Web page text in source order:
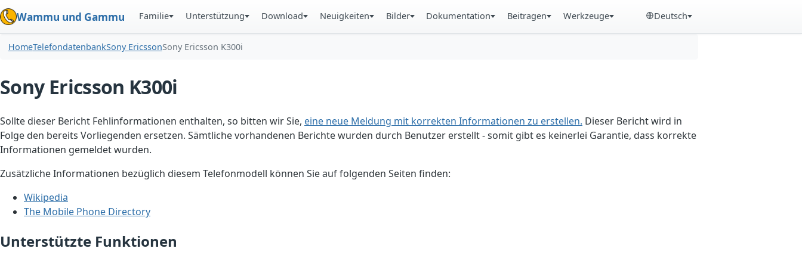
Wammu und Gammu Familie Unterstützung Download Neuigkeiten Bilder Dokumentation Beitragen Werkzeuge Deutsch
HomeTelefondatenbankSony EricssonSony Ericsson K300i
Sony Ericsson K300i
Sollte dieser Bericht Fehlinformationen enthalten, so bitten wir Sie, eine neue Meldung mit korrekten Informationen zu erstellen. Dieser Bericht wird in
Folge den bereits Vorliegenden ersetzen. Sämtliche vorhandenen Berichte wurden durch Benutzer erstellt - somit gibt es keinerlei Garantie, dass korrekte
Informationen gemeldet wurden.
Zusätzliche Informationen bezüglich diesem Telefonmodell können Sie auf folgenden Seiten finden:
Wikipedia
The Mobile Phone Directory
Unterstützte Funktionen